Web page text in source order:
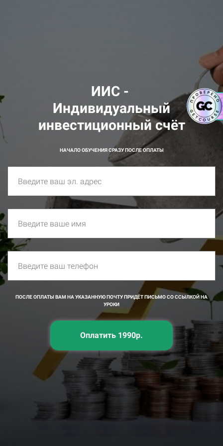
ИИС -
Индивидуальный
инвестиционный счёт
НАЧАЛО ОБУЧЕНИЯ СРАЗУ ПОСЛЕ ОПЛАТЫ
ПОСЛЕ ОПЛАТЫ ВАМ НА УКАЗАННУЮ ПОЧТУ ПРИДЁТ ПИСЬМО СО ССЫЛКОЙ НА
УРОКИ
Оплатить 1990р.